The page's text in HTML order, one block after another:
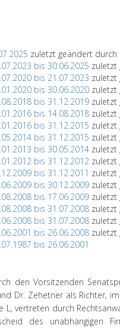
zuletzt geändert durch
bis 30.06.2025 zuletzt
bis 21.07.2023 zuletzt
bis 30.06.2020 zuletzt
bis 31.12.2019 zuletzt
bis 14.08.2018 zuletzt
bis 31.12.2015 zuletzt
bis 31.12.2015 zuletzt
bis 30.05.2014 zuletzt
bis 31.12.2012 zuletzt
bis 31.12.2011 zuletzt
bis 30.12.2009 zuletzt
bis 17.06.2009 zuletzt
bis 31.07.2008 zuletzt
bis 31.07.2008 zuletzt
bis 26.06.2008 zuletzt
bis 26.06.2001
den Vorsitzenden
Dr. Zehetner als Richter,
vertreten durch
des unabhängigen